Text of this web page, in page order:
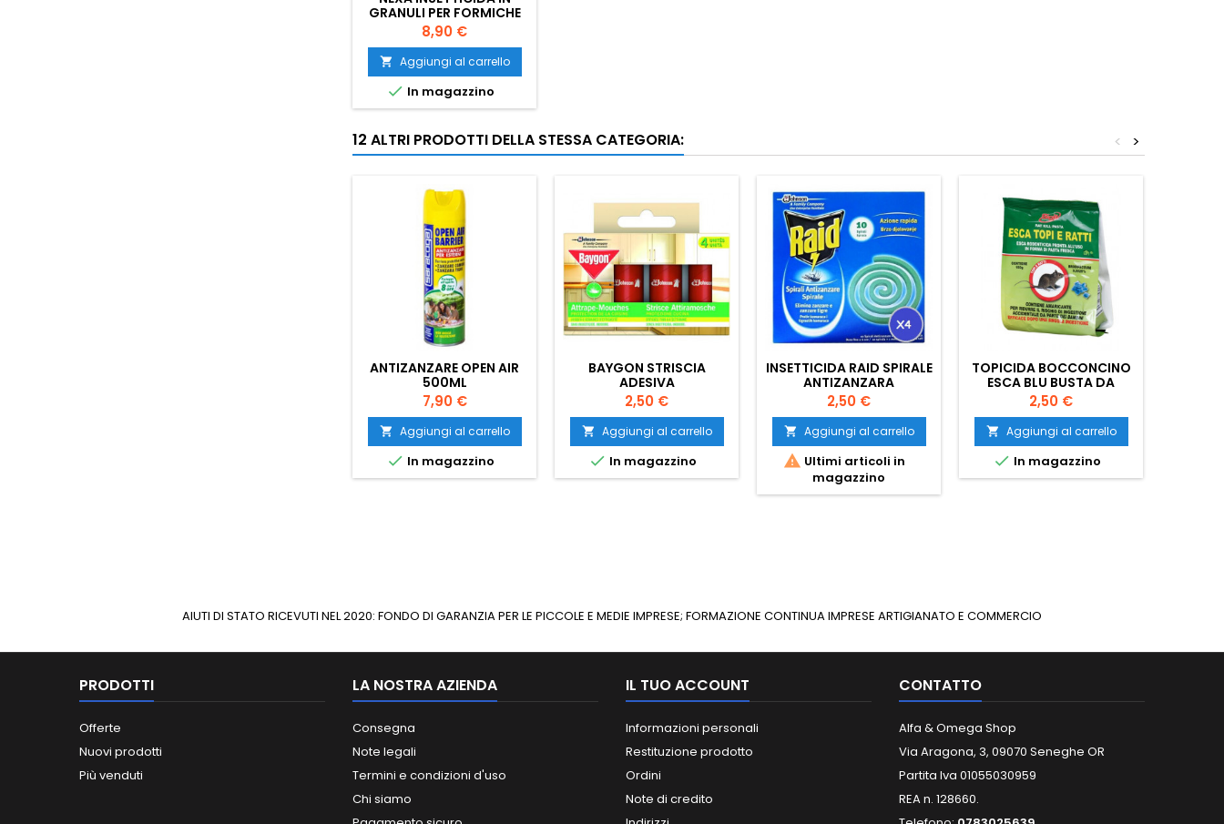
GRANULI PER FORMICHE
250GR.
Prezzo
8,90 €
 Aggiungi al carrello
 In magazzino
12 ALTRI PRODOTTI DELLA STESSA CATEGORIA: >
<
ANTIZANZARE OPEN AIR
500ML
Prezzo
7,90 €
 Aggiungi al carrello
 In magazzino
BAYGON STRISCIA
ADESIVA
ACCHIAPPAMOSCHE 4
PEZZI
Prezzo
2,50 €
 Aggiungi al carrello
 In magazzino
INSETTICIDA RAID SPIRALE
ANTIZANZARA
Prezzo
2,50 €
 Aggiungi al carrello
 Ultimi articoli in
magazzino
TOPICIDA BOCCONCINO
ESCA BLU BUSTA DA
150GR
Prezzo
2,50 €
 Aggiungi al carrello
 In magazzino
AIUTI DI STATO RICEVUTI NEL 2020: FONDO DI GARANZIA PER LE PICCOLE E MEDIE IMPRESE; FORMAZIONE CONTINUA IMPRESE ARTIGIANATO E COMMERCIO
PRODOTTI
Offerte
Nuovi prodotti
Più venduti
LA NOSTRA AZIENDA
Consegna
Note legali
Termini e condizioni d'uso
Chi siamo
IL TUO ACCOUNT
Informazioni personali
Restituzione prodotto
Ordini
Note di credito
CONTATTO
Alfa & Omega Shop
Via Aragona, 3, 09070 Seneghe OR
Partita Iva 01055030959
REA n. 128660.